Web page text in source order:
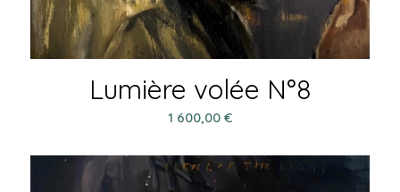
Lumière volée N°8
1 600,00 €